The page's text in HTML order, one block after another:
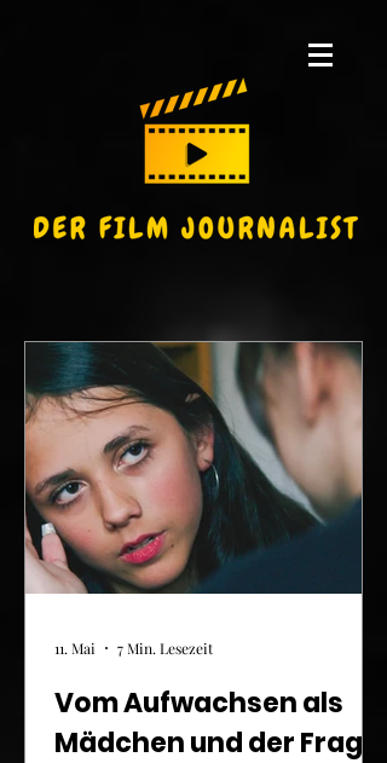
Vom Aufwachsen als
Mädchen und der Frage,
11. Mai 7 Min. Lesezeit